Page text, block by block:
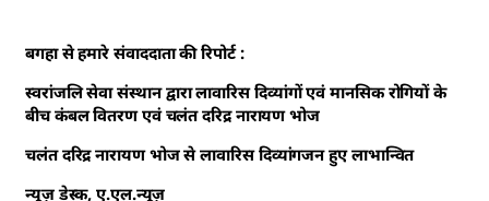
बगहा से हमारे संवाददाता की रिपोर्ट :
स्वरांजलि सेवा संस्थान द्वारा लावारिस दिव्यांगों एवं मानसिक रोगियों के
बीच कंबल वितरण एवं चलंत दरिद्र नारायण भोज
चलंत दरिद्र नारायण भोज से लावारिस दिव्यांगजन हुए लाभान्वित
न्यूज़ डेस्क, ए.एल.न्यूज़